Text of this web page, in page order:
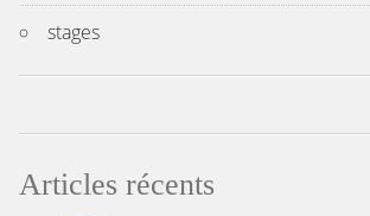
stages
Articles récents